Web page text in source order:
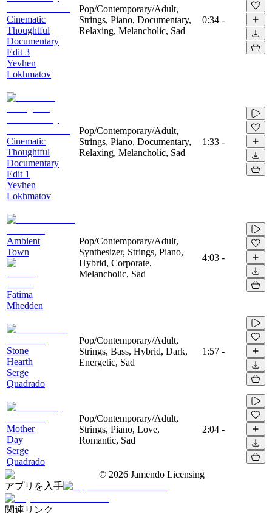
Cinematic
Thoughtful
Documentary
Edit 3
Yevhen
Lokhmatov
Pop/Contemporary/Adult,
Strings, Piano, Documentary,
Relaxing, Melancholic, Sad
0:34 -
Cinematic
Thoughtful
Documentary
Edit 1
Yevhen
Lokhmatov
Pop/Contemporary/Adult,
Strings, Piano, Documentary,
Relaxing, Melancholic, Sad
1:33 -
Ambient
Town
Fatima
Mhedden
Pop/Contemporary/Adult,
Synthesizer, Strings, Piano,
Hybrid, Corporate,
Melancholic, Sad
4:03 -
Stone
Hearth
Serge
Quadrado
Pop/Contemporary/Adult,
Strings, Bass, Hybrid, Dark,
Energetic, Sad
1:57 -
Mother
Day
Serge
Quadrado
Pop/Contemporary/Adult,
Strings, Piano, Love,
Romantic, Sad
2:04 -
© 2026 Jamendo Licensing
アプリを入手
関連リンク